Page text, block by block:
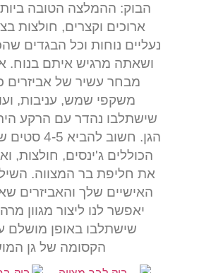
הבוק: ההמלצה הטובה
ארוכים וקצרים, חולצות
נעליים נוחות וכל הבגדים
ושאתה מרגיש איתם בנוח.
מבחר עשיר של אביזרים
משקפי שמש, עניבות,
שישתלבו נהדר עם הרקע
הגן. חשוב
הכוללים ג'ינסים, חולצות,
את חליפת בר המצווה.
האישיים שלך והאביזרים
יאפשר לנו ליצור מגוון
שישתלבו באופן מושלם
הקסומה של גן